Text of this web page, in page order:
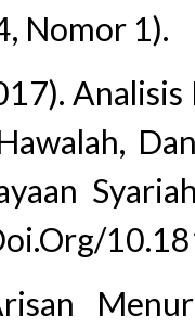
Nomor 1).